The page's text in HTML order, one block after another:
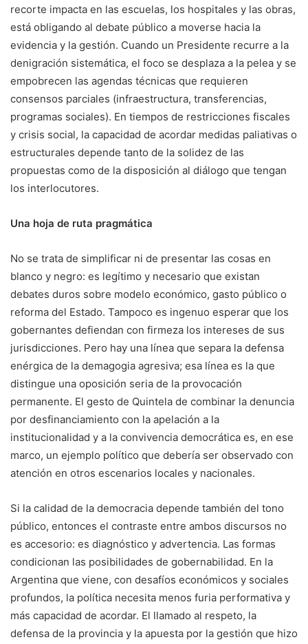
recorte impacta en las escuelas, los hospitales y las obras,
está obligando al debate público a moverse hacia la
evidencia y la gestión. Cuando un Presidente recurre a la
denigración sistemática, el foco se desplaza a la pelea y se
empobrecen las agendas técnicas que requieren
consensos parciales (infraestructura, transferencias,
programas sociales). En tiempos de restricciones fiscales
y crisis social, la capacidad de acordar medidas paliativas o
estructurales depende tanto de la solidez de las
propuestas como de la disposición al diálogo que tengan
los interlocutores.
Una hoja de ruta pragmática
No se trata de simplificar ni de presentar las cosas en
blanco y negro: es legítimo y necesario que existan
debates duros sobre modelo económico, gasto público o
reforma del Estado. Tampoco es ingenuo esperar que los
gobernantes defiendan con firmeza los intereses de sus
jurisdicciones. Pero hay una línea que separa la defensa
enérgica de la demagogia agresiva; esa línea es la que
distingue una oposición seria de la provocación
permanente. El gesto de Quintela de combinar la denuncia
por desfinanciamiento con la apelación a la
institucionalidad y a la convivencia democrática es, en ese
marco, un ejemplo político que debería ser observado con
atención en otros escenarios locales y nacionales.
Si la calidad de la democracia depende también del tono
público, entonces el contraste entre ambos discursos no
es accesorio: es diagnóstico y advertencia. Las formas
condicionan las posibilidades de gobernabilidad. En la
Argentina que viene, con desafíos económicos y sociales
profundos, la política necesita menos furia performativa y
más capacidad de acordar. El llamado al respeto, la
defensa de la provincia y la apuesta por la gestión que hizo